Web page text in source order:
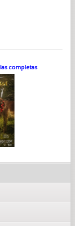
completas